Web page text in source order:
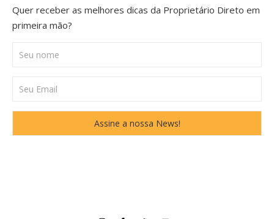
Quer receber as melhores dicas da Proprietário Direto em
primeira mão?